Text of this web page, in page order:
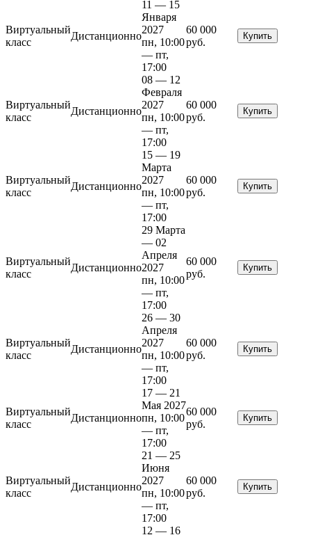
Виртуальный
класс
Дистанционно
11 — 15
Января
2027
пн, 10:00
— пт,
17:00
60 000
руб.
Купить
Виртуальный
класс
Дистанционно
08 — 12
Февраля
2027
пн, 10:00
— пт,
17:00
60 000
руб.
Купить
Виртуальный
класс
Дистанционно
15 — 19
Марта
2027
пн, 10:00
— пт,
17:00
60 000
руб.
Купить
Виртуальный
класс
Дистанционно
29 Марта
— 02
Апреля
2027
пн, 10:00
— пт,
17:00
60 000
руб.
Купить
Виртуальный
класс
Дистанционно
26 — 30
Апреля
2027
пн, 10:00
— пт,
17:00
60 000
руб.
Купить
Виртуальный
класс
Дистанционно
17 — 21
Мая 2027
пн, 10:00
— пт,
17:00
60 000
руб.
Купить
Виртуальный
класс
Дистанционно
21 — 25
Июня
2027
пн, 10:00
— пт,
17:00
60 000
руб.
Купить
12 — 16